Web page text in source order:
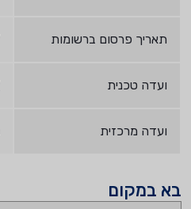
תאריך פרסום ברשומות
ועדה טכנית
ועדה מרכזית
בא במקום